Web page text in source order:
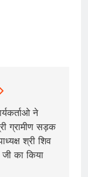
ने
ग्रामीण सड़क
श्री शिव
जी का किया